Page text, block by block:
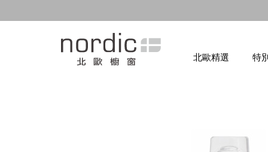
北歐精選 特